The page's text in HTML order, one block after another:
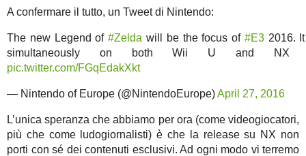
A confermare il tutto, un Tweet di Nintendo:
The new Legend of#Zelda will be the focus of #E32016.
simultaneously on both Wii U and NX
pic.twitter.com/FGqEdakXkt
— Nintendo of Europe (@NintendoEurope)April 27, 2016
L’unica speranza che abbiamo per ora (come videogiocatori,
più che come ludogiornalisti) è che la release su NX non
porti con sé dei contenuti esclusivi. Ad ogni modo vi terremo